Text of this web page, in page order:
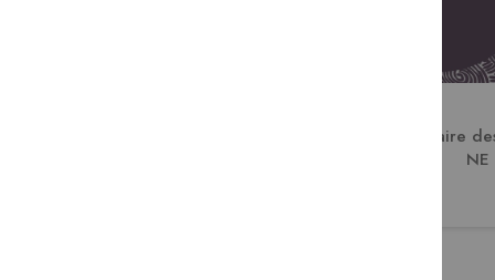
Lectionnaire
NE